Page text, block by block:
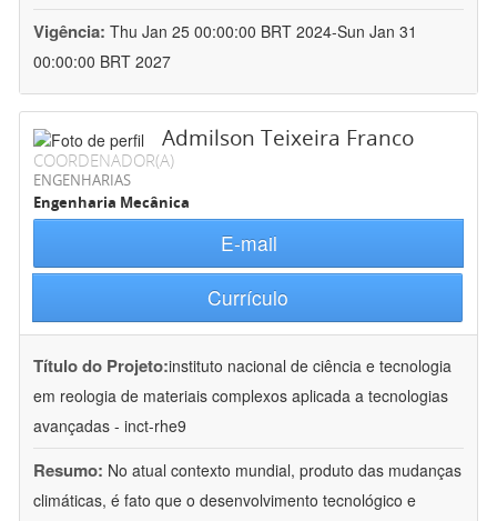
Vigência: Thu Jan 25 00:00:00 BRT 2024-Sun Jan 31
00:00:00 BRT 2027
Admilson Teixeira Franco
COORDENADOR(A)
ENGENHARIAS
Engenharia Mecânica
E-mail
Currículo
Título do Projeto:instituto nacional de ciência e tecnologia
em reologia de materiais complexos aplicada a tecnologias
avançadas - inct-rhe9
Resumo: No atual contexto mundial, produto das mudanças
climáticas, é fato que o desenvolvimento tecnológico e